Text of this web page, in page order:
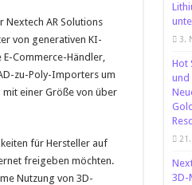
Nextech AR Solutions
von generativen KI-
Commerce-Händler,
zu-Poly-Importers um
einer Größe von über
für Hersteller auf
freigeben möchten.
Nutzung von 3D-
3.
Hot
und
3D-